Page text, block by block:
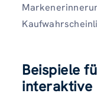
Beispiele
interaktive